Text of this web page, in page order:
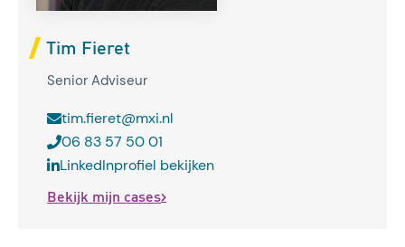
Tim Fieret
Senior Adviseur
tim.fieret@mxi.nl
06 83 57 50 01
LinkedInprofiel bekijken
Bekijk mijn cases